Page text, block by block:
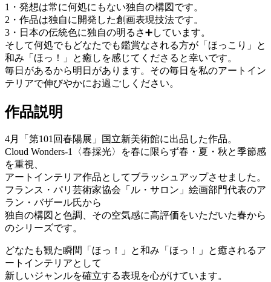
1・発想は常に何処にもない独自の構図です。
2・作品は独自に開発した創画表現技法です。
3・日本の伝統色に独自の明るさ➕しています。
そして何処でもどなたでも鑑賞なされる方が「ほっこり」と
和み「ほっ！」と癒しを感じてくださると幸いです。
毎日があるから明日があります。その毎日を私のアートイン
テリアで伸びやかにお過ごしください。
作品説明
4月「第101回春陽展」国立新美術館に出品した作品。
Cloud Wonders-1〈春採光〉を春に限らず春・夏・秋と季節感
を重視、
アートインテリア作品としてブラッシュアップさせました。
フランス・パリ芸術家協会「ル・サロン」絵画部門代表のア
ラン・バザール氏から
独自の構図と色調、その空気感に高評価をいただいた春から
のシリーズです。
どなたも観た瞬間「ほっ！」と和み「ほっ！」と癒されるア
ートインテリアとして
新しいジャンルを確立する表現を心がけています。